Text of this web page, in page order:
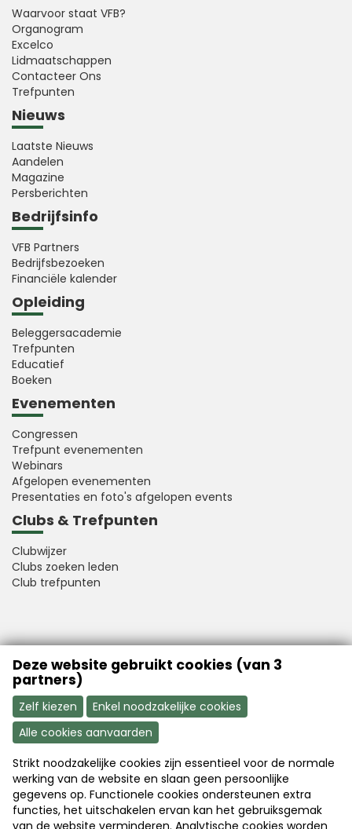
Waarvoor staat VFB?
Organogram
Excelco
Lidmaatschappen
Contacteer Ons
Trefpunten
Nieuws
Laatste Nieuws
Aandelen
Magazine
Persberichten
Bedrijfsinfo
VFB Partners
Bedrijfsbezoeken
Financiële kalender
Opleiding
Beleggersacademie
Trefpunten
Educatief
Boeken
Evenementen
Congressen
Trefpunt evenementen
Webinars
Afgelopen evenementen
Presentaties en foto's afgelopen events
Clubs & Trefpunten
Clubwijzer
Clubs zoeken leden
Club trefpunten
VFB is a member of Better Finance
Aanmelden Word nu lid
Deze website gebruikt cookies (van 3
partners)
Zelf kiezen
Enkel noodzakelijke cookies
Alle cookies aanvaarden
Strikt noodzakelijke cookies zijn essentieel voor de normale
werking van de website en slaan geen persoonlijke
gegevens op. Functionele cookies ondersteunen extra
functies, het uitschakelen ervan kan het gebruiksgemak
van de website verminderen. Analytische cookies worden